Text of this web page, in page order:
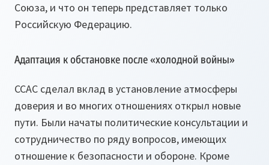
Союза, и что он теперь представляет только
Российскую Федерацию.
Адаптация к обстановке после «холодной войны»
ССАС сделал вклад в установление атмосферы
доверия и во многих отношениях открыл новые
пути. Были начаты политические консультации и
сотрудничество по ряду вопросов, имеющих
отношение к безопасности и обороне. Кроме